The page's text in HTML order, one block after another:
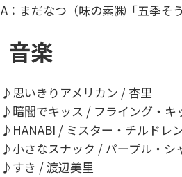
A：まだなつ（味の素㈱「五季そ
音楽
♪思いきりアメリカン / 杏里
♪暗闇でキッス / フライング・キ
♪HANABI / ミスター・チルドレ
♪小さなスナック / パープル・シ
♪すき / 渡辺美里